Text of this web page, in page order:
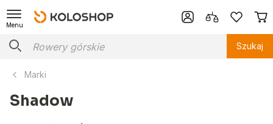
Menu
Szukaj
Marki
Shadow